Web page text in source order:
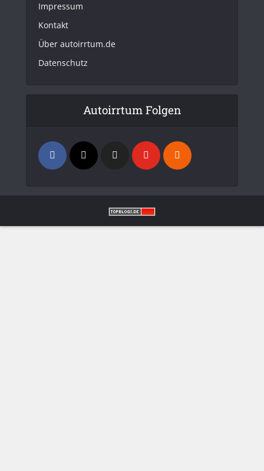
Impressum
Kontakt
Über autoirrtum.de
Datenschutz
Autoirrtum Folgen